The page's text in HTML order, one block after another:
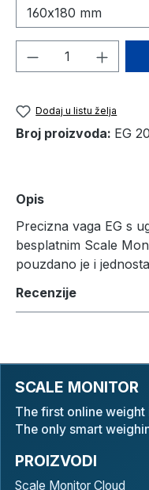
Količina
Dodaj u listu želja
Broj proizvoda: EG
Opis
Precizna vaga EG s
besplatnim Scale
pouzdano je i
Recenzije
SCALE MONITOR
The first online weight
The only smart
PROIZVODI
Scale Monitor Cloud